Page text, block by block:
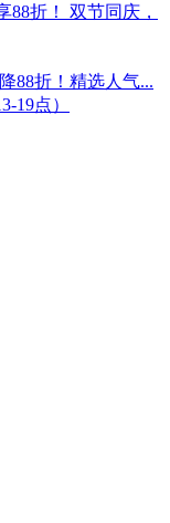
88折！ 双节同庆，
88折！精选人气...
19点）